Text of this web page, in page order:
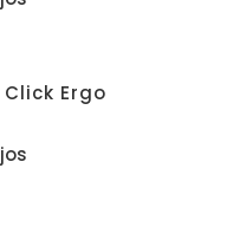
Ergo